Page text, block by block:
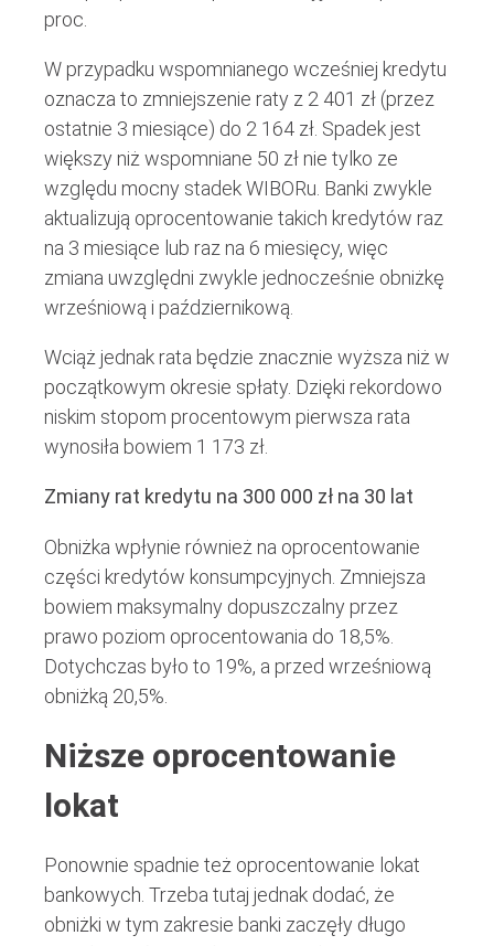
proc.
W przypadku wspomnianego wcześniej kredytu
oznacza to zmniejszenie raty z 2 401 zł (przez
ostatnie 3 miesiące) do 2 164 zł. Spadek jest
większy niż wspomniane 50 zł nie tylko ze
względu mocny stadek WIBORu. Banki zwykle
aktualizują oprocentowanie takich kredytów raz
na 3 miesiące lub raz na 6 miesięcy, więc
zmiana uwzględni zwykle jednocześnie obniżkę
wrześniową i październikową.
Wciąż jednak rata będzie znacznie wyższa niż w
początkowym okresie spłaty. Dzięki rekordowo
niskim stopom procentowym pierwsza rata
wynosiła bowiem 1 173 zł.
Zmiany rat kredytu na 300 000 zł na 30 lat
Obniżka wpłynie również na oprocentowanie
części kredytów konsumpcyjnych. Zmniejsza
bowiem maksymalny dopuszczalny przez
prawo poziom oprocentowania do 18,5%.
Dotychczas było to 19%, a przed wrześniową
obniżką 20,5%.
Niższe oprocentowanie
lokat
Ponownie spadnie też oprocentowanie lokat
bankowych. Trzeba tutaj jednak dodać, że
obniżki w tym zakresie banki zaczęły długo